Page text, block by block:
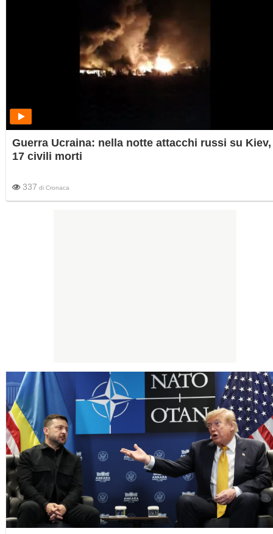
Guerra Ucraina: nella notte attacchi russi su Kiev,
17 civili morti
337 di Cronaca